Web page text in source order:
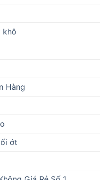
khô
Hàng
ớt